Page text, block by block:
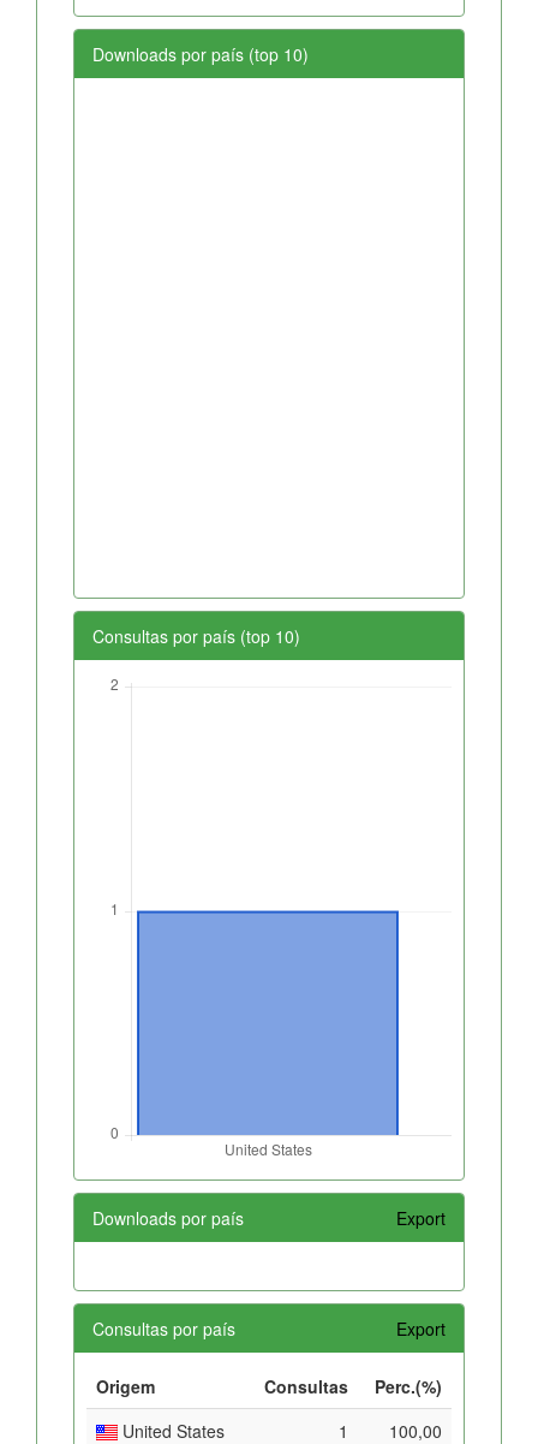
Downloads por país (top 10)
Consultas por país (top 10)
Downloads por país Export
Consultas por país Export
Origem Consultas
Perc.(%)
United States
1 100,00